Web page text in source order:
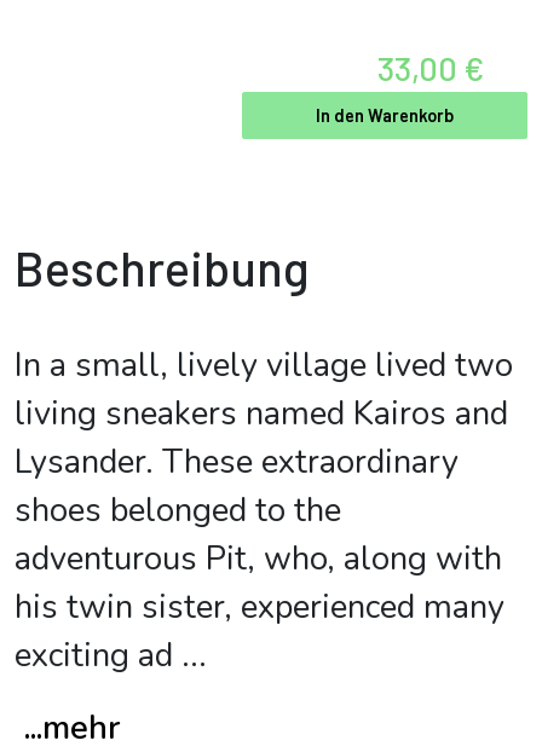
33,00 €
In den Warenkorb
Beschreibung
In a small, lively village lived two
living sneakers named Kairos and
Lysander. These extraordinary
shoes belonged to the
adventurous Pit, who, along with
his twin sister, experienced many
exciting ad ...
...mehr